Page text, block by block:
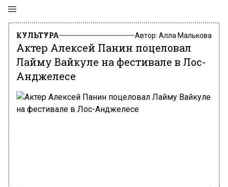
КУЛЬТУРА Автор: Алла Малькова
Актер Алексей Панин поцеловал
Лайму Вайкуле на фестивале в Лос-
Анджелесе